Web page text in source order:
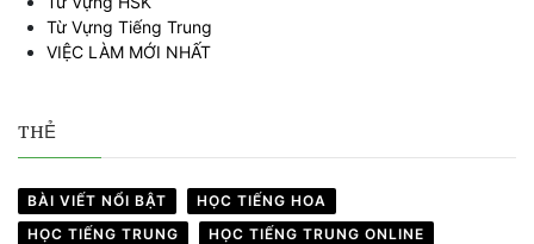
Từ Vựng Tiếng Trung
VIỆC LÀM MỚI NHẤT
THẺ
BÀI VIẾT NỔI BẬT
HỌC TIẾNG HOA
HỌC TIẾNG TRUNG
HỌC TIẾNG TRUNG ONLINE